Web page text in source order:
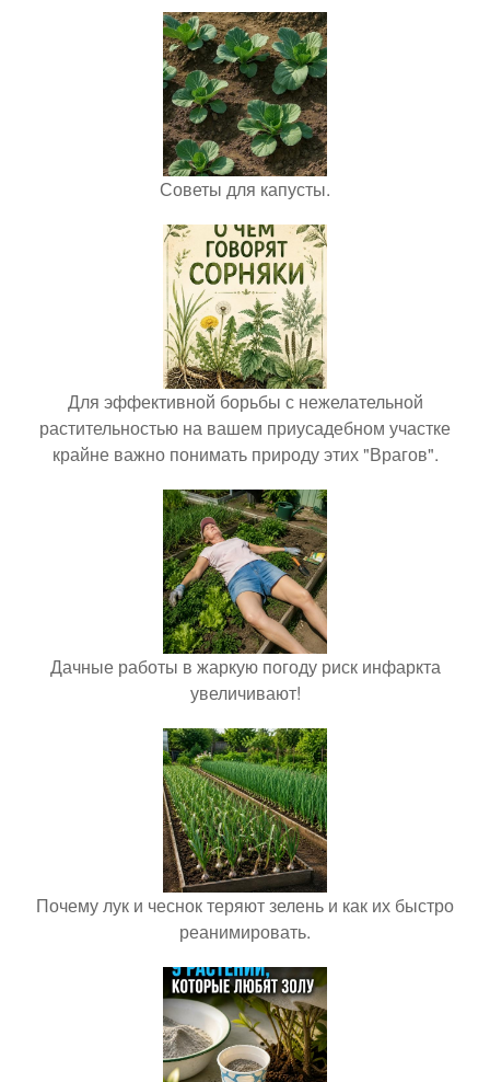
Советы для капусты.
Для эффективной борьбы с нежелательной
растительностью на вашем приусадебном участке
крайне важно понимать природу этих "Врагов".
Дачные работы в жаркую погоду риск инфаркта
увеличивают!
Почему лук и чеснок теряют зелень и как их быстро
реанимировать.